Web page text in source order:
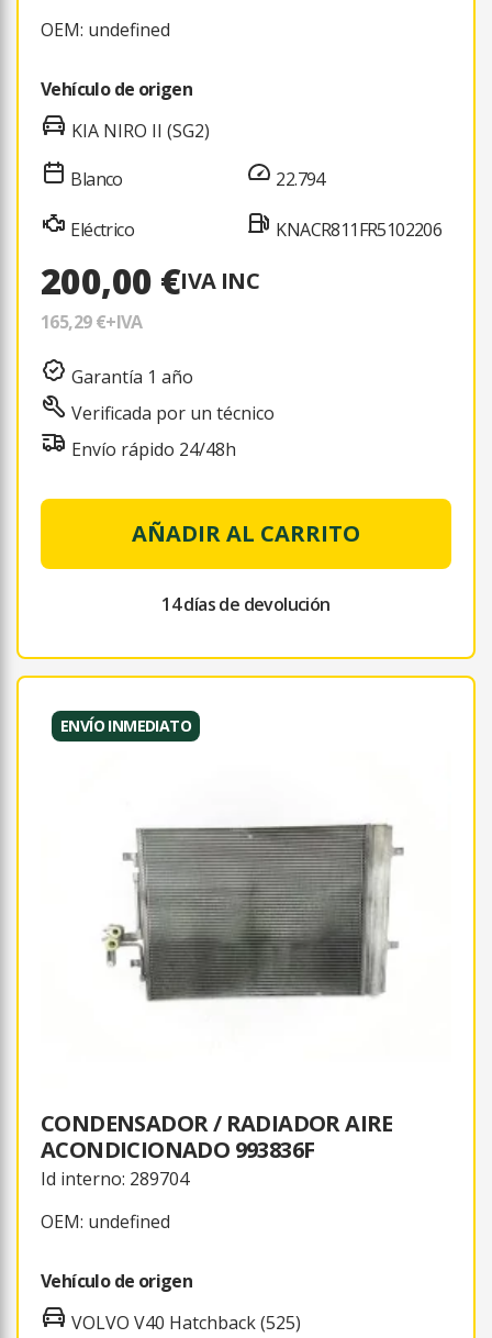
OEM: undefined
Vehículo de origen
KIA NIRO II (SG2)
Blanco
Eléctrico
22.794
KNACR811FR5102206
200,00 €IVA INC
165,29 €+IVA
Garantía 1 año
Verificada por un técnico
Envío rápido 24/48h
AÑADIR AL CARRITO
14 días de devolución
ENVÍO INMEDIATO
CONDENSADOR / RADIADOR AIRE
ACONDICIONADO 993836F
Id interno: 289704
OEM: undefined
Vehículo de origen
VOLVO V40 Hatchback (525)